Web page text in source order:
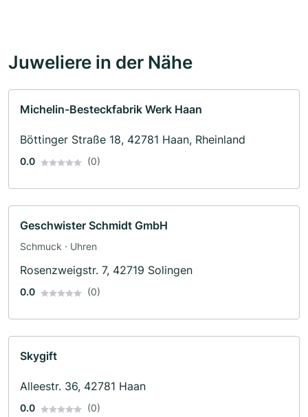
Juweliere in der Nähe
Michelin-Besteckfabrik Werk Haan
Böttinger Straße 18, 42781 Haan, Rheinland
0.0 (0)
Geschwister Schmidt GmbH
Schmuck · Uhren
Rosenzweigstr. 7, 42719 Solingen
0.0 (0)
Skygift
Alleestr. 36, 42781 Haan
0.0 (0)